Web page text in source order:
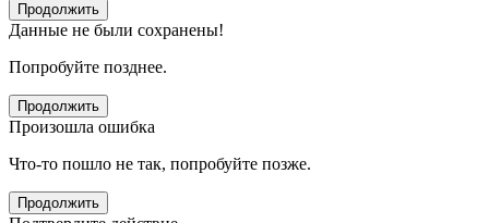
Продолжить
Данные не были сохранены!
Попробуйте позднее.
Продолжить
Произошла ошибка
Что-то пошло не так, попробуйте позже.
Продолжить